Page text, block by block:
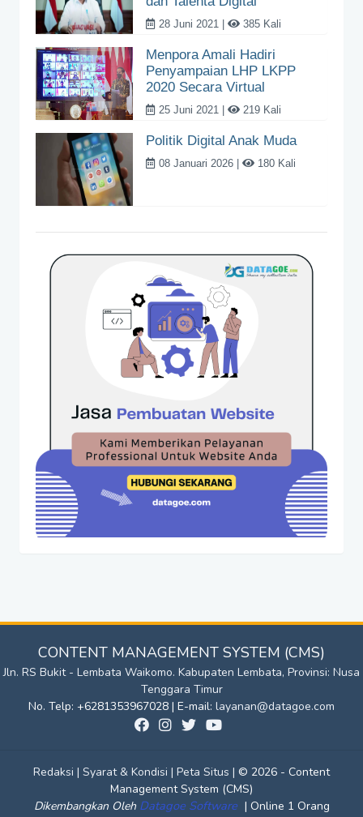
28 Juni 2021 | 385 Kali
Menpora Amali Hadiri
Penyampaian LHP LKPP
2020 Secara Virtual
25 Juni 2021 | 219 Kali
Politik Digital Anak Muda
08 Januari 2026 | 180 Kali
CONTENT MANAGEMENT SYSTEM (CMS)
Jln. RS Bukit - Lembata Waikomo. Kabupaten Lembata, Provinsi: Nusa
Tenggara Timur
No. Telp: +6281353967028 | E-mail: layanan@datagoe.com
Redaksi | Syarat & Kondisi | Peta Situs | © 2026 - Content
Management System (CMS)
Dikembangkan Oleh Datagoe Software | Online 1 Orang